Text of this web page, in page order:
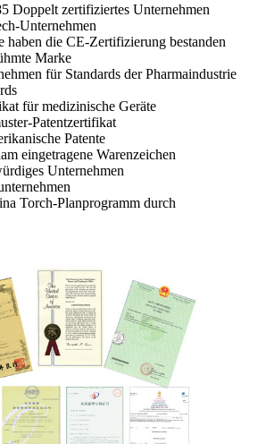
Doppelt zertifiziertes Unternehmen
Unternehmen
die CE-Zertifizierung bestanden
Marke
für Standards der Pharmaindustrie
für medizinische Geräte
Patentzertifikat
Patente
eingetragene Warenzeichen
Unternehmen
Torch-Planprogramm durch